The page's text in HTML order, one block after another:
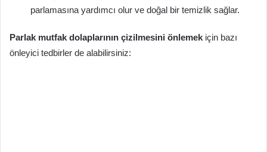
parlamasına yardımcı olur ve doğal bir temizlik sağlar.
Parlak mutfak dolaplarının çizilmesini önlemek için bazı
önleyici tedbirler de alabilirsiniz: